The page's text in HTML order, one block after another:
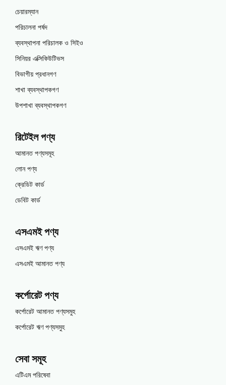
চেয়ারম্যান
পরিচালনা পর্ষদ
ব্যবস্থাপনা পরিচালক ও সিইও
সিনিয়র এক্সিকিউটিভস
বিভাগীয় প্রধানগণ
শাখা ব্যবস্থাপকগণ
উপশাখা ব্যবস্থাপকগণ
রিটেইল পণ্য
আমানত পণ্যসমূহ
লোন পণ্য
ক্রেডিট কার্ড
ডেবিট কার্ড
এসএমই পণ্য
এসএমই ঋণ পণ্য
এসএমই আমানত পণ্য
কর্পোরেট পণ্য
কর্পোরেট আমানত পণ্যসমুহ
কর্পোরেট ঋণ পণ্যসমুহ
সেবা সমূহ
এটিএম পরিষেবা